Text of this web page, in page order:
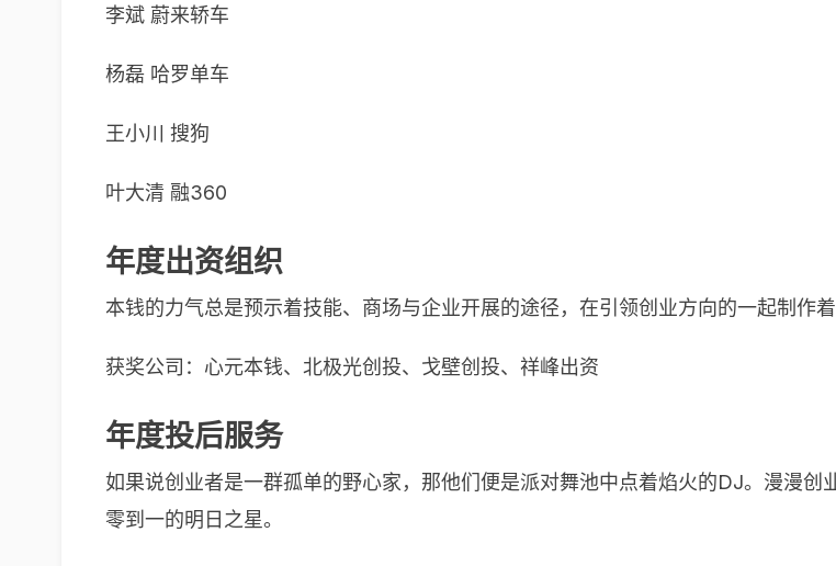
李斌 蔚来轿车
杨磊 哈罗单车
王小川 搜狗
叶大清 融360
年度出资组织
本钱的力气总是预示着技能、商场与企业开展的途径，在引领创业方向的一起制作
获奖公司：心元本钱、北极光创投、戈壁创投、祥峰出资
年度投后服务
如果说创业者是一群孤单的野心家，那他们便是派对舞池中点着焰火的DJ。漫漫
零到一的明日之星。